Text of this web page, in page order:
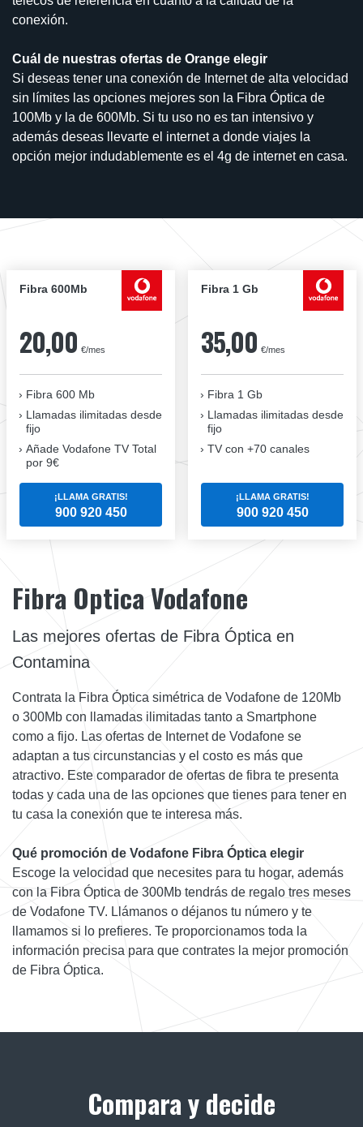
conexión.
Cuál de nuestras ofertas de Orange elegir
Si deseas tener una conexión de Internet de alta velocidad
sin límites las opciones mejores son la Fibra Óptica de
100Mb y la de 600Mb. Si tu uso no es tan intensivo y
además deseas llevarte el internet a donde viajes la
opción mejor indudablemente es el 4g de internet en casa.
Fibra 600Mb
20,00 €/mes
Fibra 600 Mb
Llamadas ilimitadas desde
fijo
Añade Vodafone TV Total
por 9€
¡LLAMA GRATIS!
900 920 450
Fibra 1 Gb
35,00 €/mes
Fibra 1 Gb
Llamadas ilimitadas desde
fijo
TV con +70 canales
¡LLAMA GRATIS!
900 920 450
Fibra Optica Vodafone
Las mejores ofertas de Fibra Óptica en
Contamina
Contrata la Fibra Óptica simétrica de Vodafone de 120Mb
o 300Mb con llamadas ilimitadas tanto a Smartphone
como a fijo. Las ofertas de Internet de Vodafone se
adaptan a tus circunstancias y el costo es más que
atractivo. Este comparador de ofertas de fibra te presenta
todas y cada una de las opciones que tienes para tener en
tu casa la conexión que te interesa más.
Qué promoción de Vodafone Fibra Óptica elegir
Escoge la velocidad que necesites para tu hogar, además
con la Fibra Óptica de 300Mb tendrás de regalo tres meses
de Vodafone TV. Llámanos o déjanos tu número y te
llamamos si lo prefieres. Te proporcionamos toda la
información precisa para que contrates la mejor promoción
de Fibra Óptica.
Compara y decide